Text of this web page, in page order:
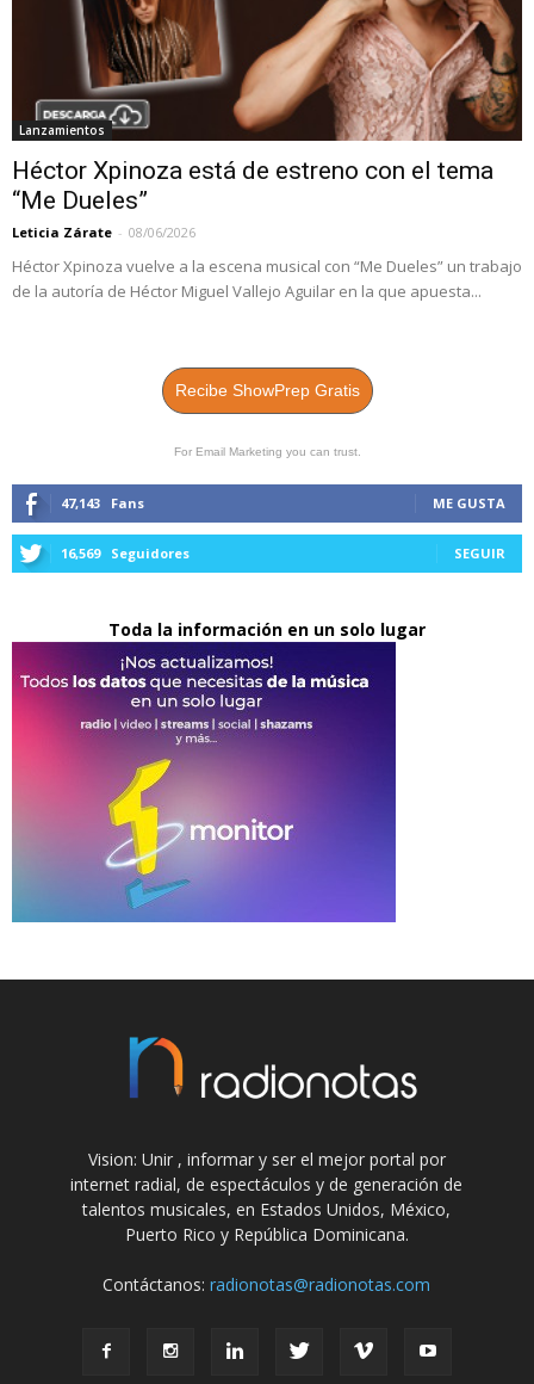
Lanzamientos
Héctor Xpinoza está de estreno con el tema
“Me Dueles”
Leticia Zárate - 08/06/2026
Héctor Xpinoza vuelve a la escena musical con “Me Dueles” un trabajo
de la autoría de Héctor Miguel Vallejo Aguilar en la que apuesta...
Recibe ShowPrep Gratis
For Email Marketing you can trust.
47,143 Fans ME GUSTA
16,569 Seguidores SEGUIR
Toda la información en un solo lugar
Vision: Unir , informar y ser el mejor portal por
internet radial, de espectáculos y de generación de
talentos musicales, en Estados Unidos, México,
Puerto Rico y República Dominicana.
Contáctanos:radionotas@radionotas.com